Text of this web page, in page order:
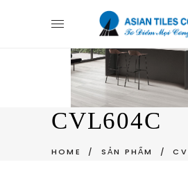
CVL604C
HOME / SẢN PHẨM /